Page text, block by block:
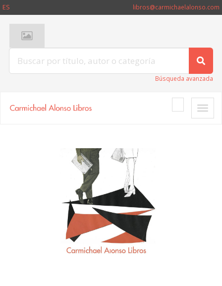
ES libros@carmichaelalonso.com
Búsqueda avanzada
Toggle